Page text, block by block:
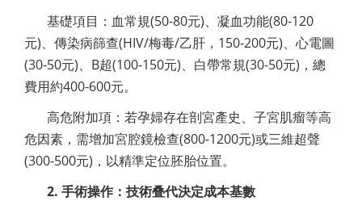
基礎項目：血常規(50-80元)、凝血功能(80-120
元)、傳染病篩查(HIV/梅毒/乙肝，150-200元)、心電圖
(30-50元)、B超(100-150元)、白帶常規(30-50元)，總
費用約400-600元。
高危附加項：若孕婦存在剖宮產史、子宮肌瘤等高
危因素，需增加宮腔鏡檢查(800-1200元)或三維超聲
(300-500元)，以精準定位胚胎位置。
2. 手術操作：技術叠代決定成本基數